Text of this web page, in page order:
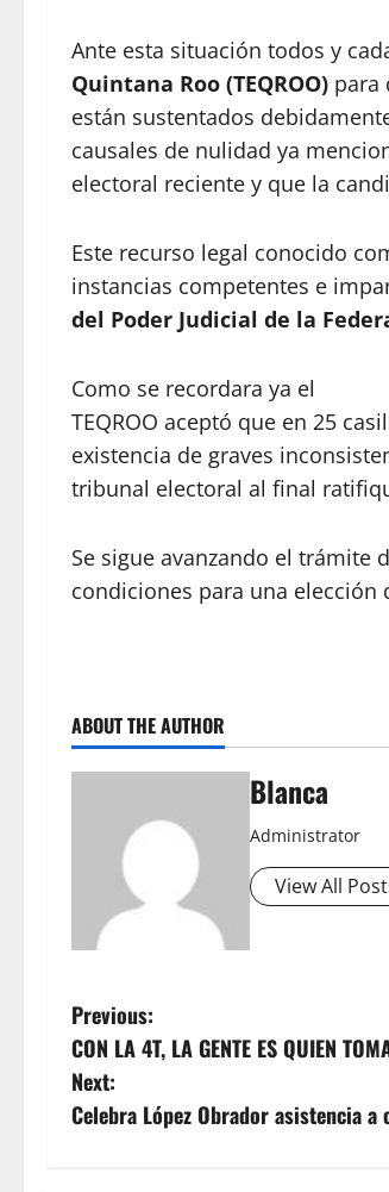
Ante esta situación todos y
Quintana Roo (TEQROO) para
están sustentados
causales de nulidad ya
electoral reciente y que la
Este recurso legal conocido
instancias competentes e
del Poder Judicial de la
Como se recordara ya el
TEQROO aceptó que en 25
existencia de graves
tribunal electoral al final
Se sigue avanzando el trámite
condiciones para una elección
ABOUT THE AUTHOR
Blanca
Administrator
View All
P
o
s
Previous:
CON LA 4T, LA GENTE ES QUIEN
Next:
Celebra López Obrador asistencia